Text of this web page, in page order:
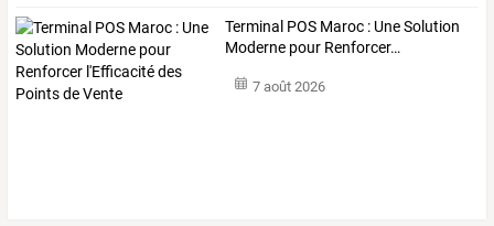
Terminal POS Maroc : UneSolution
Moderne pour Renforcer…
7 août 2026